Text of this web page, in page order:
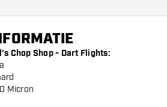
Chop Shop - Dart Flights:
Micron